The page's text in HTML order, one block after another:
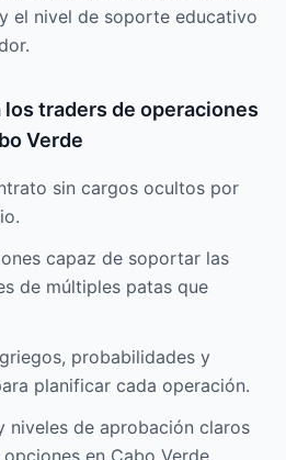
el nivel de soporte educativo
los traders de operaciones
Verde
sin cargos ocultos por
capaz de soportar las
de múltiples patas que
probabilidades y
planificar cada operación.
niveles de aprobación claros
en Cabo Verde.